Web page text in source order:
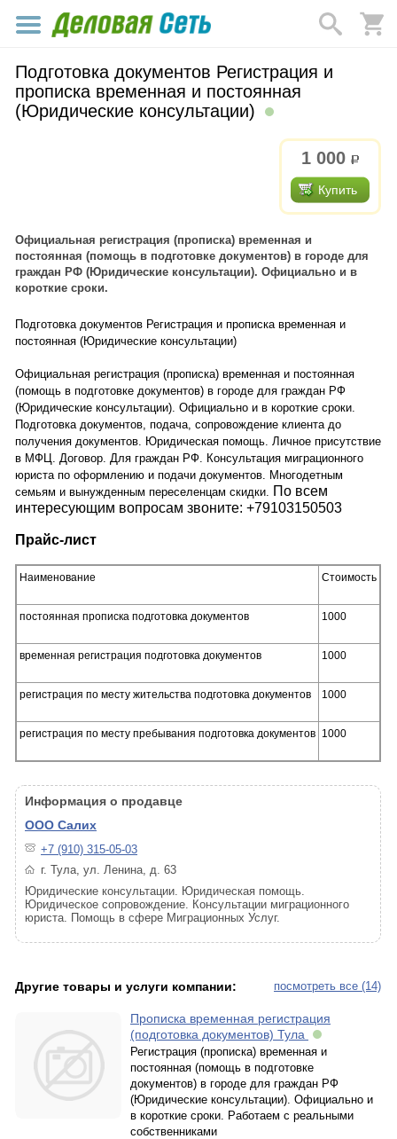
Подготовка документов Регистрация и
прописка временная и постоянная
(Юридические консультации)
1 000 р.
Купить
Официальная регистрация (прописка) временная и
постоянная (помощь в подготовке документов) в городе для
граждан РФ (Юридические консультации). Официально и в
короткие сроки.
Подготовка документов Регистрация и прописка временная и
постоянная (Юридические консультации)
Официальная регистрация (прописка) временная и постоянная
(помощь в подготовке документов) в городе для граждан РФ
(Юридические консультации). Официально и в короткие сроки.
Подготовка документов, подача, сопровождение клиента до
получения документов. Юридическая помощь. Личное присутствие
в МФЦ. Договор. Для граждан РФ. Консультация миграционного
юриста по оформлению и подачи документов. Многодетным
семьям и вынужденным переселенцам скидки. По всем
интересующим вопросам звоните: +79103150503
Прайс-лист
Наименование Стоимость
постоянная прописка подготовка документов 1000
временная регистрация подготовка документов 1000
регистрация по месту жительства подготовка документов 1000
регистрация по месту пребывания подготовка документов 1000
Информация о продавце
ООО Салих
+7 (910) 315-05-03
г. Тула, ул. Ленина, д. 63
Юридические консультации. Юридическая помощь.
Юридическое сопровождение. Консультации миграционного
юриста. Помощь в сфере Миграционных Услуг.
посмотреть все (14)
Другие товары и услуги компании:
Прописка временная регистрация
(подготовка документов) Тула
Регистрация (прописка) временная и
постоянная (помощь в подготовке
документов) в городе для граждан РФ
(Юридические консультации). Официально и
в короткие сроки. Работаем с реальными
собственниками